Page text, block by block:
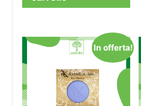
In offerta!